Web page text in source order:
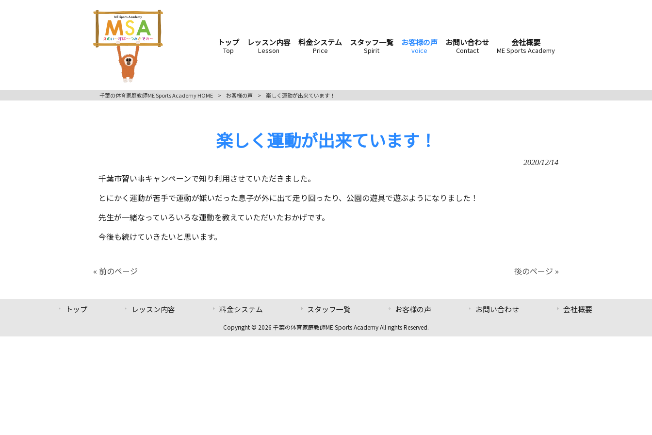
トップ
Top
レッスン内容
Lesson
料金システム
Price
スタッフ一覧
Spirit
お客様の声
voice
お問い合わせ
Contact
会社概要
ME Sports Academy
千葉の体育家庭教師ME Sports Academy HOME > お客様の声 > 楽しく運動が出来ています！
楽しく運動が出来ています！
2020/12/14
千葉市習い事キャンペーンで知り利用させていただきました。
とにかく運動が苦手で運動が嫌いだった息子が外に出て走り回ったり、公園の遊具で遊ぶようになりました！
先生が一緒なっていろいろな運動を教えていただいたおかげです。
今後も続けていきたいと思います。
« 前のページ 後のページ »
トップ レッスン内容 料金システム スタッフ一覧 お客様の声 お問い合わせ 会社概要
Copyright © 2026 千葉の体育家庭教師ME Sports Academy All rights Reserved.